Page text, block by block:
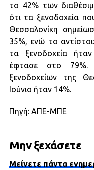
το 42% των
ότι τα ξενοδοχεία
Θεσσαλονίκη
35%, ενώ το
τα ξενοδοχεία
έφτασε στο
ξενοδοχείων της
Ιούνιο ήταν 14%.
Πηγή: ΑΠΕ-ΜΠΕ
Μην ξεχάσετε
Μείνετε πάντα